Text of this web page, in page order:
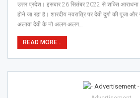
उत्तर प्रदेश। इसबार 26 सितंबर 2022 से शक्ति आराधना
होने जा रहा है। शारदीय नवरात्रि पर देवी दुर्गा की पूजा
अलावा देवी के नौ अलग-अलग…
READ MORE...